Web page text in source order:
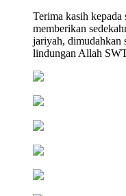
Terima kasih
memberikan
jariyah, dimudahkan
lindungan Allah